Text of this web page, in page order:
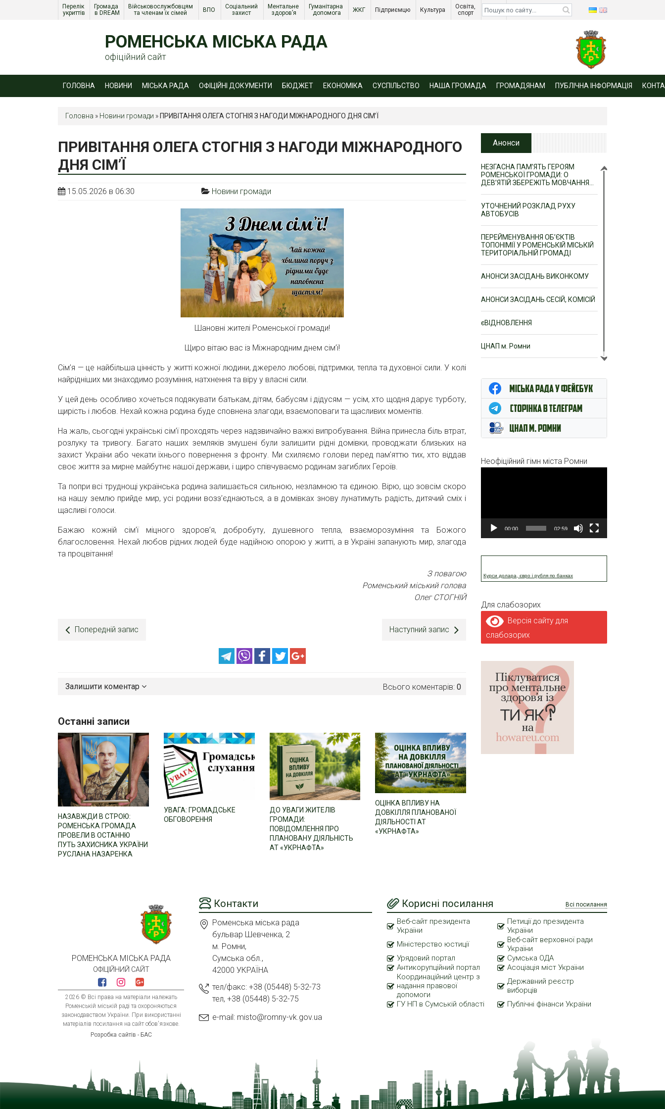
Перелік
укриттів
Громада
в DREAM
Військовослужбовцям
та членам їх сімей
ВПО
Соціальний
захист
Ментальне
здоров’я
Гуманітарна
допомога
ЖКГ Підприємцю Культура
Освіта,
спорт
Діти
війни
РОМЕНСЬКА МІСЬКА РАДА
офіційний сайт
ГОЛОВНА НОВИНИ МІСЬКА РАДА ОФІЦІЙНІ ДОКУМЕНТИ БЮДЖЕТ ЕКОНОМІКА СУСПІЛЬСТВО НАША ГРОМАДА ГРОМАДЯНАМ ПУБЛІЧНА ІНФОРМАЦІЯ
Головна » Новини громади » ПРИВІТАННЯ ОЛЕГА СТОГНІЯ З НАГОДИ МІЖНАРОДНОГО ДНЯ СІМ’Ї
ПРИВІТАННЯ ОЛЕГА СТОГНІЯ З НАГОДИ МІЖНАРОДНОГО
ДНЯ СІМ’Ї
15.05.2026 в 06:30 Новини громади
Шановні жителі Роменської громади!
Щиро вітаю вас із Міжнародним днем сім’ї!
Сім’я — це найбільша цінність у житті кожної людини, джерело любові, підтримки, тепла та духовної сили. У колі
найрідніших ми знаходимо розуміння, натхнення та віру у власні сили.
У цей день особливо хочеться подякувати батькам, дітям, бабусям і дідусям — усім, хто щодня дарує турботу,
щирість і любов. Нехай кожна родина буде сповнена злагоди, взаємоповаги та щасливих моментів.
На жаль, сьогодні українські сім’ї проходять через надзвичайно важкі випробування. Війна принесла біль втрат,
розлуку та тривогу. Багато наших земляків змушені були залишити рідні домівки, проводжати близьких на
захист України або чекати їхнього повернення з фронту. Ми схиляємо голови перед пам’яттю тих, хто віддав
своє життя за мирне майбутнє нашої держави, і щиро співчуваємо родинам загиблих Героїв.
Та попри всі труднощі українська родина залишається сильною, незламною та єдиною. Вірю, що зовсім скоро
на нашу землю прийде мир, усі родини возз’єднаються, а в домівках знову лунатимуть радість, дитячий сміх і
щасливі голоси.
Бажаю кожній сім’ї міцного здоров’я, добробуту, душевного тепла, взаєморозуміння та Божого
благословення. Нехай любов рідних людей буде надійною опорою у житті, а в Україні запанують мир, злагода
та процвітання!
З повагою
Роменський міський голова
Олег СТОГНІЙ
Попередній запис Наступний запис
Всього коментарів: 0
Залишити коментар
Останні записи
НАЗАВЖДИ В СТРОЮ:
РОМЕНСЬКА ГРОМАДА
ПРОВЕЛИ В ОСТАННЮ
ПУТЬ ЗАХИСНИКА УКРАЇНИ
РУСЛАНА НАЗАРЕНКА
УВАГА: ГРОМАДСЬКЕ
ОБГОВОРЕННЯ
ДО УВАГИ ЖИТЕЛІВ
ГРОМАДИ:
ПОВІДОМЛЕННЯ ПРО
ПЛАНОВАНУ ДІЯЛЬНІСТЬ
АТ «УКРНАФТА»
ОЦІНКА ВПЛИВУ НА
ДОВКІЛЛЯ ПЛАНОВАНОЇ
ДІЯЛЬНОСТІ АТ
«УКРНАФТА»
Анонси
НЕЗГАСНА ПАМ’ЯТЬ ГЕРОЯМ
РОМЕНСЬКОЇ ГРОМАДИ: О
ДЕВ’ЯТІЙ ЗБЕРЕЖІТЬ МОВЧАННЯ…
УТОЧНЕНИЙ РОЗКЛАД РУХУ
АВТОБУСІВ
ПЕРЕЙМЕНУВАННЯ ОБ’ЄКТІВ
ТОПОНІМІЇ У РОМЕНСЬКІЙ МІСЬКІЙ
ТЕРИТОРІАЛЬНІЙ ГРОМАДІ
АНОНСИ ЗАСІДАНЬ ВИКОНКОМУ
АНОНСИ ЗАСІДАНЬ СЕСІЙ, КОМІСІЙ
єВІДНОВЛЕННЯ
ЦНАП м. Ромни
Неофіційний гімн міста Ромни
00:00 02:59
Курси долара, євро і рубля по банках
Для слабозорих
Версія сайту для
слабозорих
РОМЕНСЬКА МІСЬКА РАДА
ОФІЦІЙНИЙ САЙТ
2026 © Всі права на матеріали належать
Роменській міській раді та охороняються
законодавством України. При використанні
матеріалів посилання на сайт обов'язкове.
Розробка сайтів - БАС
Контакти
Роменська міська рада
бульвар Шевченка, 2
м. Ромни,
Сумська обл.,
42000 УКРАЇНА
тел/факс: +38 (05448) 5-32-73
тел, +38 (05448) 5-32-75
e-mail: misto@romny-vk.gov.ua
Корисні посилання Всі посилання
Веб-сайт президента
України
Петиції до президента
України
Міністерство юстиції
Веб-сайт верховної ради
України
Урядовий портал
Сумська ОДА
Антикорупційний портал
Асоціація міст України
Координаційний центр з
надання правової
допомоги
Державний реєстр
виборців
ГУ НП в Сумській області
Публічні фінанси України